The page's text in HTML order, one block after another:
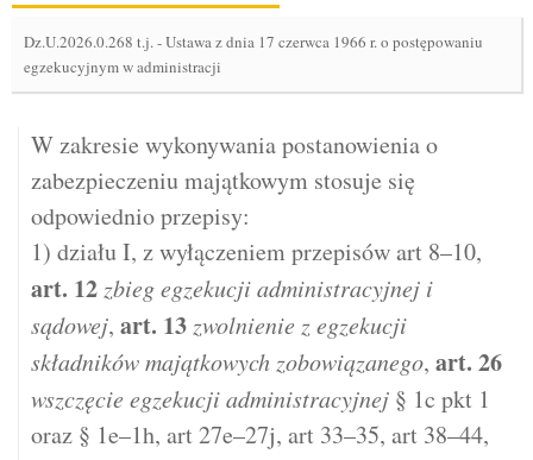
Dz.U.2026.0.268 t.j.-Ustawa z dnia 17 czerwca 1966 r. o postępowaniu
egzekucyjnym w administracji
W zakresie wykonywania postanowienia o
zabezpieczeniu majątkowym stosuje się
odpowiednio przepisy:
1) działu I, z wyłączeniem przepisów art 8–10,
art. 12 zbieg egzekucji administracyjnej i
sądowej, art. 13 zwolnienie z egzekucji
składników majątkowych zobowiązanego, art. 26
wszczęcie egzekucji administracyjnej § 1c pkt 1
oraz § 1e–1h, art 27e–27j, art 33–35, art 38–44,